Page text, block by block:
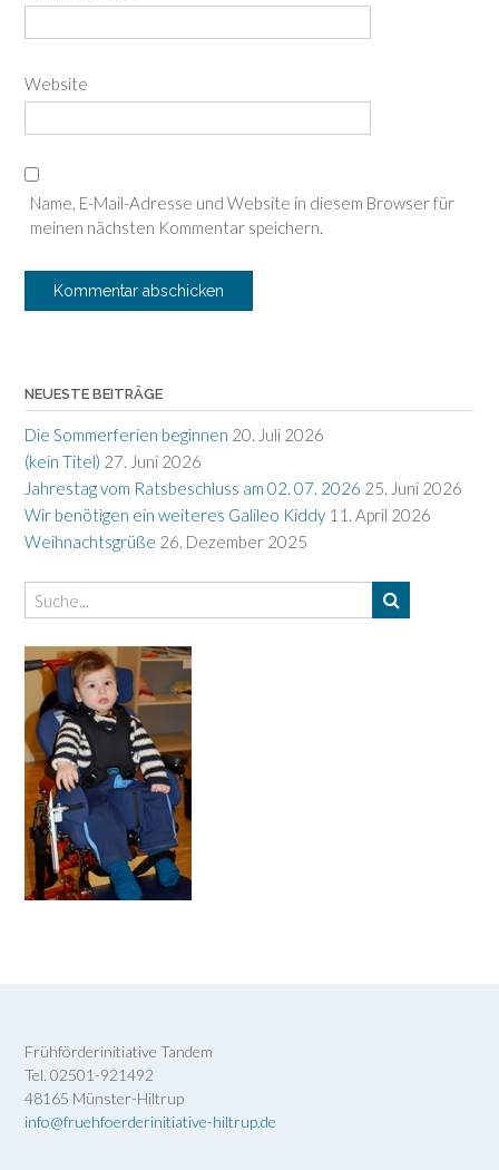
Website
Name, E-Mail-Adresse und Website in diesem Browser für
meinen nächsten Kommentar speichern.
NEUESTE BEITRÄGE
Die Sommerferien beginnen 20. Juli 2026
(kein Titel) 27. Juni 2026
Jahrestag vom Ratsbeschluss am 02. 07. 2026 25. Juni 2026
Wir benötigen ein weiteres Galileo Kiddy 11. April 2026
Weihnachtsgrüße 26. Dezember 2025
Frühförderinitiative Tandem
Tel. 02501-921492
48165 Münster-Hiltrup
info@fruehfoerderinitiative-hiltrup.de